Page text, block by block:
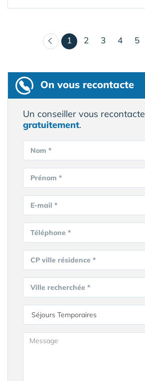
1 (courant)
2 3 4 5
On vous recontacte
Un conseiller vous recontacte
gratuitement.
Nom *
Prénom *
E-mail *
Téléphone *
CP ville résidence *
Ville recherchée *